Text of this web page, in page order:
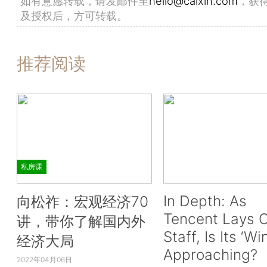
及授权后，方可转载。
推荐阅读
私房课
向松祚：宏观经济70
讲，带你了解国内外
经济大局
2022年04月06日
In Depth: As
Tencent Lays
Staff, Is Its
Approaching?